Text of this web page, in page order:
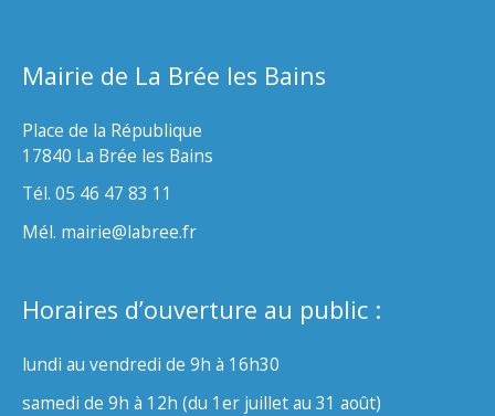
Mairie de La Brée les Bains
Place de la République
17840 La Brée les Bains
Tél. 05 46 47 83 11
Mél. mairie@labree.fr
Horaires d’ouverture au public :
lundi au vendredi de 9h à 16h30
samedi de 9h à 12h (du 1er juillet au 31 août)